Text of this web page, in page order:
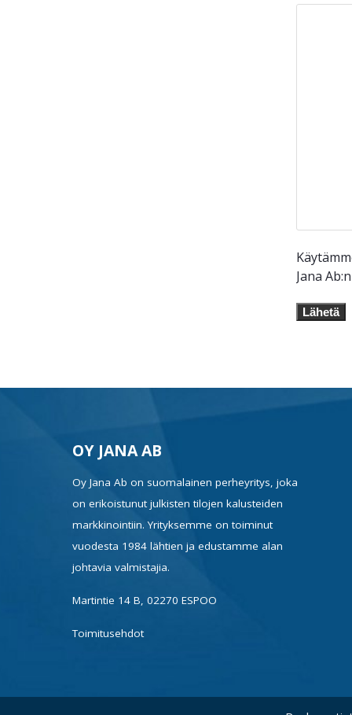
Jana
Lähetä
OY JANA AB
Oy Jana Ab on suomalainen perheyritys, joka
on erikoistunut julkisten tilojen kalusteiden
markkinointiin. Yrityksemme on toiminut
vuodesta 1984 lähtien ja edustamme alan
johtavia valmistajia.
Martintie 14 B, 02270 ESPOO
Toimitusehdot